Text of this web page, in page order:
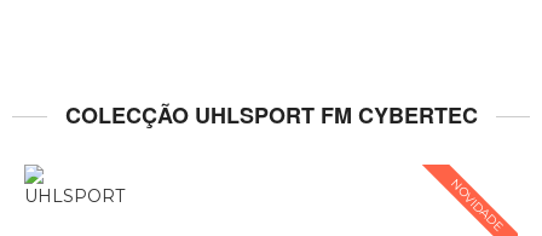
COLECÇÃO UHLSPORT FM CYBERTEC
NOVIDADE